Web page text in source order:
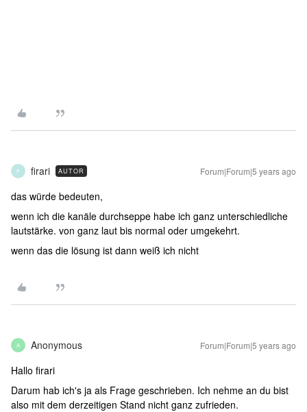
F firari AUTOR Forum|Forum|5 years ago
das würde bedeuten,
wenn ich die kanäle durchseppe habe ich ganz unterschiedliche
lautstärke. von ganz laut bis normal oder umgekehrt.
wenn das die lösung ist dann weiß ich nicht
A Anonymous Forum|Forum|5 years ago
Hallo firari
Darum hab ich's ja als Frage geschrieben. Ich nehme an du bist
also mit dem derzeitigen Stand nicht ganz zufrieden.